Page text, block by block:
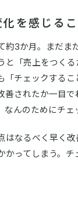
を感じる
約3か月。まだま
と「売上をつく
「チェックする
善されたか一目
なんのためにチ
はなるべく早く
かってしまう。